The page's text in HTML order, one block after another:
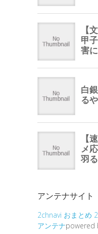
アンテナサイト
2chnavi おまとめ
アンテナpowered